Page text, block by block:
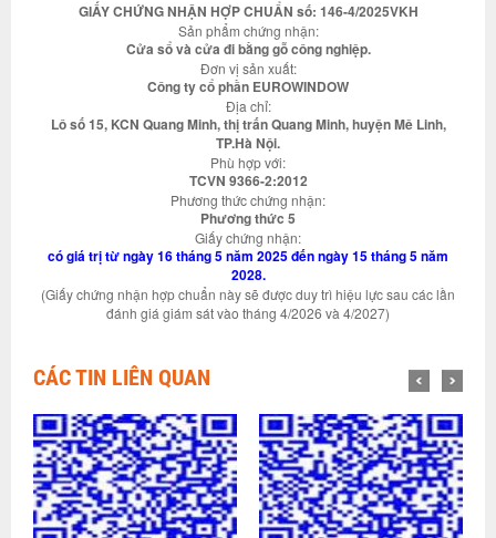
GIẤY CHỨNG NHẬN HỢP CHUẨN số: 146-4/2025VKH
Sản phẩm chứng nhận:
Cửa sổ và cửa đi bằng gỗ công nghiệp.
Đơn vị sản xuất:
Công ty cổ phần EUROWINDOW
Địa chỉ:
Lô số 15, KCN Quang Minh, thị trấn Quang Minh, huyện Mê Linh,
TP.Hà Nội.
Phù hợp với:
TCVN 9366-2:2012
Phương thức chứng nhận:
Phương thức 5
Giấy chứng nhận:
có giá trị từ ngày 16 tháng 5 năm 2025 đến ngày 15 tháng 5 năm
2028.
(Giấy chứng nhận hợp chuẩn này sẽ được duy trì hiệu lực sau các lần
đánh giá giám sát vào tháng 4/2026 và 4/2027)
CÁC TIN LIÊN QUAN